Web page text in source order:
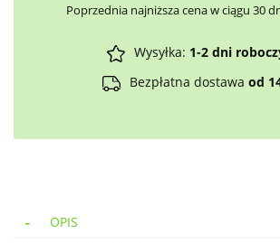
Poprzednia najniższa cena w ciągu 30
Wysyłka: 1-2 dni
Bezpłatna dostawa od
OPIS